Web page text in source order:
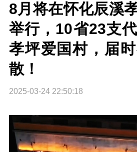
8月将在怀化辰溪
举行，10省23支
孝坪爱国村，届
散！
2025-03-24 22:50:18